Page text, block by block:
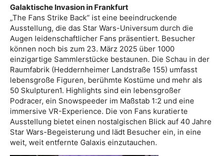
Galaktische Invasion in Frankfurt
„The Fans Strike Back“ ist eine beeindruckende
Ausstellung, die das Star Wars-Universum durch die
Augen leidenschaftlicher Fans präsentiert. Besucher
können noch bis zum 23. März 2025 über 1000
einzigartige Sammlerstücke bestaunen. Die Schau in der
Raumfabrik (Heddernheimer Landstraße 155) umfasst
lebensgroße Figuren, berühmte Kostüme und mehr als
50 Skulpturen1. Highlights sind ein lebensgroßer
Podracer, ein Snowspeeder im Maßstab 1:2 und eine
immersive VR-Experience. Die von Fans kuratierte
Ausstellung bietet einen nostalgischen Blick auf 40 Jahre
Star Wars-Begeisterung und lädt Besucher ein, in eine
weit, weit entfernte Galaxis einzutauchen.